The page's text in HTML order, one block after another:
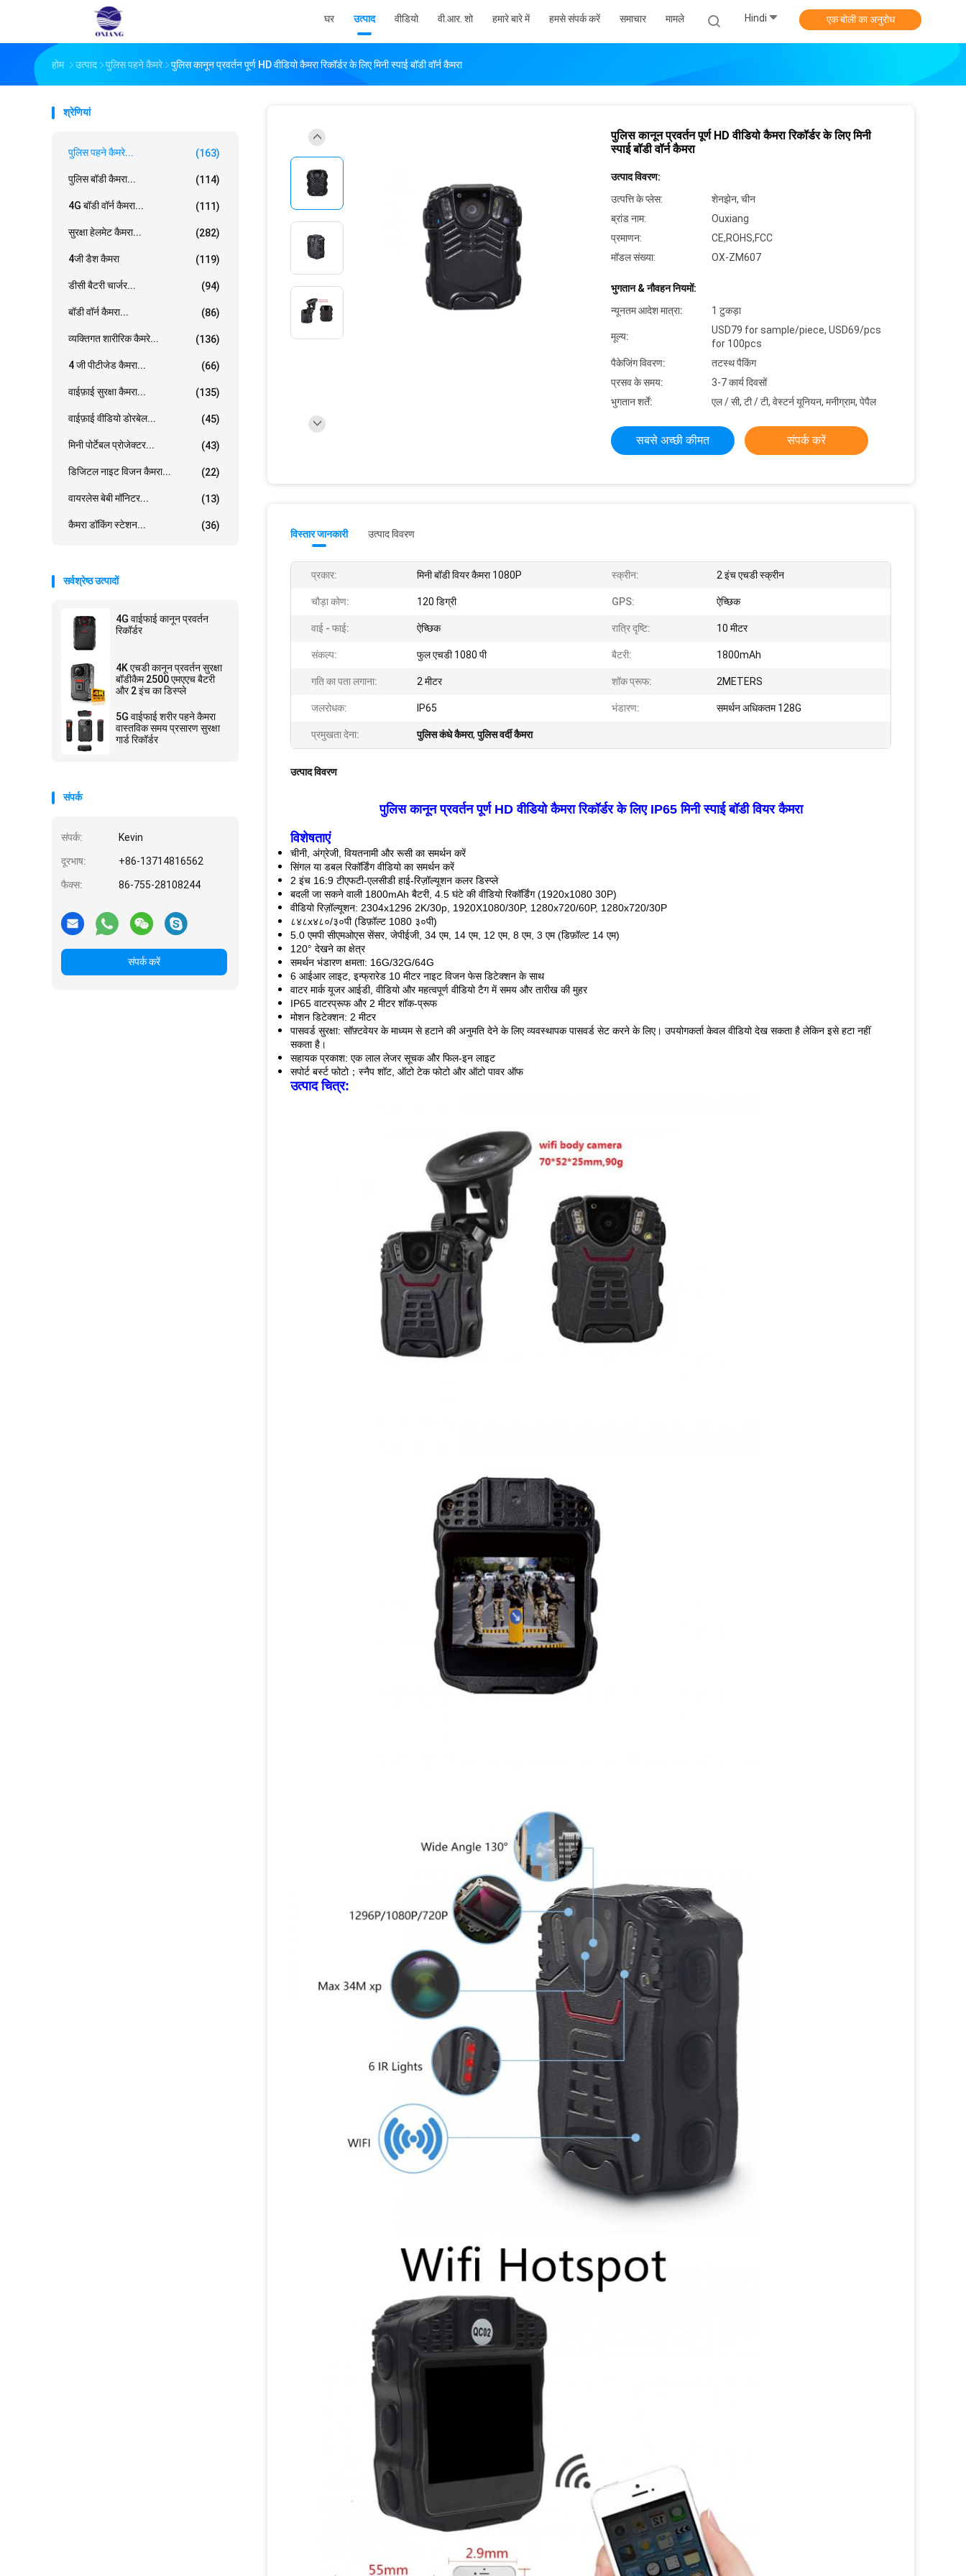
घर उत्पाद वीडियो वी.आर. शो हमारे बारे में हमसे संपर्क करें समाचार मामले Hindi एक बोली का अनुरोध
होम उत्पाद पुलिस पहने कैमरे पुलिस कानून प्रवर्तन पूर्ण HD वीडियो कैमरा रिकॉर्डर के लिए मिनी स्पाई बॉडी वॉर्न कैमरा
श्रेणियां
पुलिस पहने कैमरे... (163)
पुलिस बॉडी कैमरा... (114)
4G बॉडी वॉर्न कैमरा... (111)
सुरक्षा हेलमेट कैमरा... (282)
4जी डैश कैमरा (119)
डीसी बैटरी चार्जर... (94)
बॉडी वॉर्न कैमरा... (86)
व्यक्तिगत शारीरिक कैमरे... (136)
4 जी पीटीजेड कैमरा... (66)
वाईफ़ाई सुरक्षा कैमरा... (135)
वाईफ़ाई वीडियो डोरबेल... (45)
मिनी पोर्टेबल प्रोजेक्टर... (43)
डिजिटल नाइट विजन कैमरा... (22)
वायरलेस बेबी मॉनिटर... (13)
कैमरा डॉकिंग स्टेशन... (36)
सर्वश्रेष्ठ उत्पादों
4G वाईफाई कानून प्रवर्तन
रिकॉर्डर
4K एचडी कानून प्रवर्तन सुरक्षा
बॉडीकैम 2500 एमएएच बैटरी
और 2 इंच का डिस्प्ले
5G वाईफाई शरीर पहने कैमरा
वास्तविक समय प्रसारण सुरक्षा
गार्ड रिकॉर्डर
संपर्क
संपर्क: Kevin
दूरभाष: +86-13714816562
फैक्स: 86-755-28108244
संपर्क करें
पुलिस कानून प्रवर्तन पूर्ण HD वीडियो कैमरा रिकॉर्डर के लिए मिनी
स्पाई बॉडी वॉर्न कैमरा
उत्पाद विवरण:
उत्पत्ति के प्लेस:
शेनझेन, चीन
ब्रांड नाम:
Ouxiang
प्रमाणन:
CE,ROHS,FCC
मॉडल संख्या:
OX-ZM607
भुगतान & नौवहन नियमों:
न्यूनतम आदेश मात्रा:
1 टुकड़ा
मूल्य:
USD79 for sample/piece, USD69/pcs
for 100pcs
पैकेजिंग विवरण:
तटस्थ पैकिंग
प्रसव के समय:
3-7 कार्य दिवसों
भुगतान शर्तें:
एल / सी, टी / टी, वेस्टर्न यूनियन, मनीग्राम, पेपैल
सबसे अच्छी कीमत संपर्क करें
विस्तार जानकारी उत्पाद विवरण
प्रकार: मिनी बॉडी वियर कैमरा 1080P स्क्रीन: 2 इंच एचडी स्क्रीन
चौड़ा कोण: 120 डिग्री GPS: ऐच्छिक
वाई - फाई: ऐच्छिक रात्रि दृष्टि: 10 मीटर
संकल्प: फुल एचडी 1080 पी बैटरी: 1800mAh
गति का पता लगाना: 2 मीटर शॉक प्रूफ: 2METERS
जलरोधक: IP65 भंडारण: समर्थन अधिकतम 128G
प्रमुखता देना: पुलिस कंधे कैमरा,पुलिस वर्दी कैमरा
उत्पाद विवरण
पुलिस कानून प्रवर्तन पूर्ण HD वीडियो कैमरा रिकॉर्डर के लिए IP65 मिनी स्पाई बॉडी वियर कैमरा
विशेषताएं
चीनी, अंग्रेजी, वियतनामी और रूसी का समर्थन करें
सिंगल या डबल रिकॉर्डिंग वीडियो का समर्थन करें
2 इंच 16:9 टीएफटी-एलसीडी हाई-रिज़ॉल्यूशन कलर डिस्प्ले
बदली जा सकने वाली 1800mAh बैटरी, 4.5 घंटे की वीडियो रिकॉर्डिंग (1920x1080 30P)
वीडियो रिज़ॉल्यूशन: 2304x1296 2K/30p, 1920X1080/30P, 1280x720/60P, 1280x720/30P
८४८x४८०/३०पी (डिफ़ॉल्ट 1080 ३०पी)
5.0 एमपी सीएमओएस सेंसर, जेपीईजी, 34 एम, 14 एम, 12 एम, 8 एम, 3 एम (डिफ़ॉल्ट 14 एम)
120° देखने का क्षेत्र
समर्थन भंडारण क्षमता: 16G/32G/64G
6 आईआर लाइट, इन्फ्रारेड 10 मीटर नाइट विजन फेस डिटेक्शन के साथ
वाटर मार्क यूजर आईडी, वीडियो और महत्वपूर्ण वीडियो टैग में समय और तारीख की मुहर
IP65 वाटरप्रूफ और 2 मीटर शॉक-प्रूफ
मोशन डिटेक्शन: 2 मीटर
पासवर्ड सुरक्षा: सॉफ़्टवेयर के माध्यम से हटाने की अनुमति देने के लिए व्यवस्थापक पासवर्ड सेट करने के लिए। उपयोगकर्ता केवल वीडियो देख सकता है लेकिन इसे हटा नहीं
सकता है।
सहायक प्रकाश: एक लाल लेजर सूचक और फिल-इन लाइट
सपोर्ट बर्स्ट फोटो；स्नैप शॉट, ऑटो टेक फोटो और ऑटो पावर ऑफ
उत्पाद चित्र: